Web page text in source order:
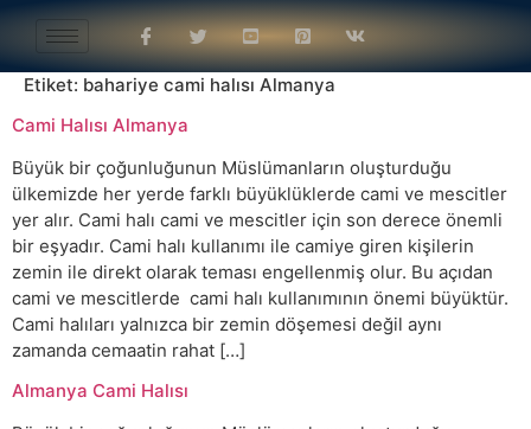
Etiket: bahariye cami halısı Almanya
Cami Halısı Almanya
Büyük bir çoğunluğunun Müslümanların oluşturduğu
ülkemizde her yerde farklı büyüklüklerde cami ve mescitler
yer alır. Cami halı cami ve mescitler için son derece önemli
bir eşyadır. Cami halı kullanımı ile camiye giren kişilerin
zemin ile direkt olarak teması engellenmiş olur. Bu açıdan
cami ve mescitlerde cami halı kullanımının önemi büyüktür.
Cami halıları yalnızca bir zemin döşemesi değil aynı
zamanda cemaatin rahat […]
Almanya Cami Halısı